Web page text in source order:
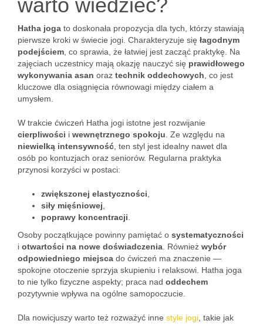
warto wiedzieć?
Hatha joga to doskonała propozycja dla tych, którzy stawiają
pierwsze kroki w świecie jogi. Charakteryzuje się łagodnym
podejściem , co sprawia, że łatwiej jest zacząć praktykę. Na
zajęciach uczestnicy mają okazję nauczyć się prawidłowego
wykonywania asan oraz technik oddechowych , co jest
kluczowe dla osiągnięcia równowagi między ciałem a
umysłem.
W trakcie ćwiczeń Hatha jogi istotne jest rozwijanie
cierpliwości i wewnętrznego spokoju . Ze względu na
niewielką intensywność , ten styl jest idealny nawet dla
osób po kontuzjach oraz seniorów. Regularna praktyka
przynosi korzyści w postaci:
zwiększonej elastyczności
siły mięśniowej
poprawy koncentracji
Osoby początkujące powinny pamiętać o systematyczności
i otwartości na nowe doświadczenia . Również wybór
odpowiedniego miejsca do ćwiczeń ma znaczenie —
spokojne otoczenie sprzyja skupieniu i relaksowi. Hatha joga
to nie tylko fizyczne aspekty; praca nad oddechem
pozytywnie wpływa na ogólne samopoczucie.
Dla nowicjuszy warto też rozważyć inne style jogi , takie jak